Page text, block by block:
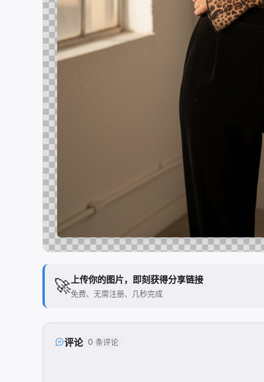
🚀 上传你的图片，即刻获得分享链接
免费、无需注册、几秒完成
评论 0 条评论